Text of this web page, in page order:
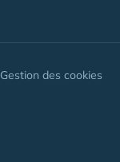
Gestion des cookies